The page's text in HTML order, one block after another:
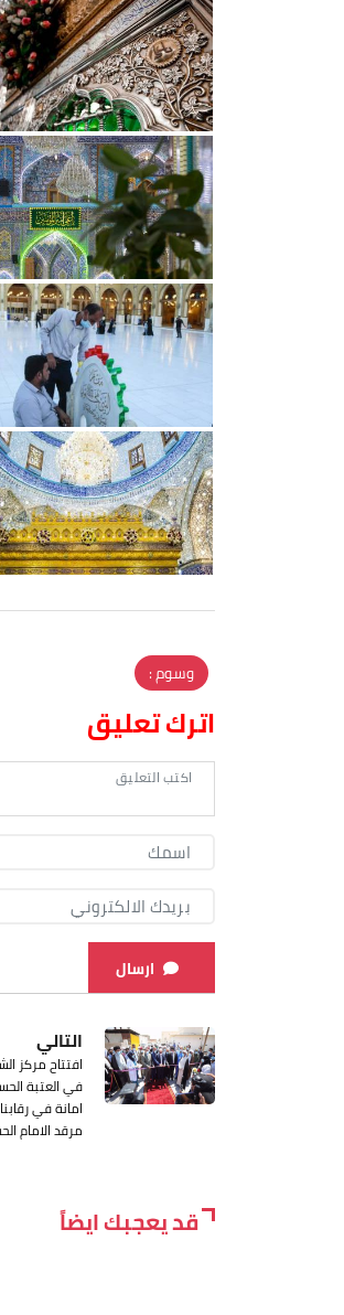
وسوم :
اترك تعليق
ارسال
التالي
افتتاح مركز
في العتبة
امانة في
مرقد الامام
قد يعجبك ايضاً